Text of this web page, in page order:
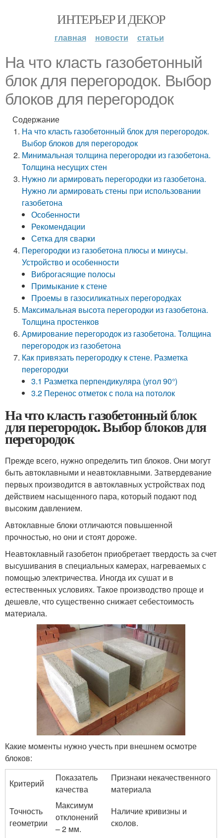
ИНТЕРЬЕР И ДЕКОР
главная новости статьи
На что класть газобетонный
блок для перегородок. Выбор
блоков для перегородок
Содержание
На что класть газобетонный блок для перегородок.
Выбор блоков для перегородок
Минимальная толщина перегородки из газобетона.
Толщина несущих стен
Нужно ли армировать перегородки из газобетона.
Нужно ли армировать стены при использовании
газобетона
Особенности
Рекомендации
Сетка для сварки
Перегородки из газобетона плюсы и минусы.
Устройство и особенности
Виброгасящие полосы
Примыкание к стене
Проемы в газосиликатных перегородках
Максимальная высота перегородки из газобетона.
Толщина простенков
Армирование перегородок из газобетона. Толщина
перегородок из газобетона
Как привязать перегородку к стене. Разметка
перегородки
3.1 Разметка перпендикуляра (угол 90°)
3.2 Перенос отметок с пола на потолок
На что класть газобетонный блок
для перегородок. Выбор блоков для
перегородок
Прежде всего, нужно определить тип блоков. Они могут
быть автоклавными и неавтоклавными. Затвердевание
первых производится в автоклавных устройствах под
действием насыщенного пара, который подают под
высоким давлением.
Автоклавные блоки отличаются повышенной
прочностью, но они и стоят дороже.
Неавтоклавный газобетон приобретает твердость за счет
высушивания в специальных камерах, нагреваемых с
помощью электричества. Иногда их сушат и в
естественных условиях. Такое производство проще и
дешевле, что существенно снижает себестоимость
материала.
Какие моменты нужно учесть при внешнем осмотре
блоков:
Критерий
Показатель
качества
Признаки некачественного
материала
Точность
геометрии
Максимум
отклонений
– 2 мм.
Наличие кривизны и
сколов.